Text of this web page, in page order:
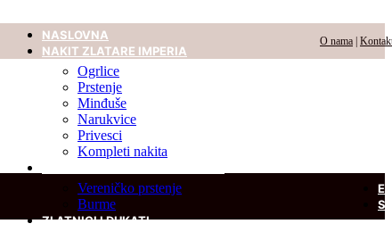
O nama
NASLOVNA
NAKIT ZLATARE IMPERIA
Ogrlice
Prstenje
Minđuše
Narukvice
Privesci
Kompleti nakita
Vereničko prstenje
Burme
ZLATNICI I DUKATI